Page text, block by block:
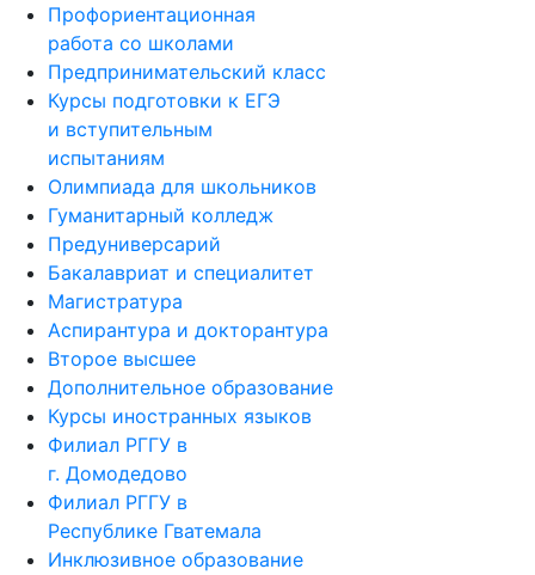
Профориентационная
работа со школами
Предпринимательский класс
Курсы подготовки к ЕГЭ
и вступительным
испытаниям
Олимпиада для школьников
Гуманитарный колледж
Предуниверсарий
Бакалавриат и специалитет
Магистратура
Аспирантура и докторантура
Второе высшее
Дополнительное образование
Курсы иностранных языков
Филиал РГГУ в
г. Домодедово
Филиал РГГУ в
Республике Гватемала
Инклюзивное образование